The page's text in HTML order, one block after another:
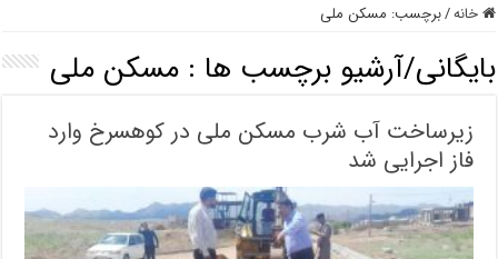
خانه/برچسب: مسکن ملی
بایگانی/آرشیو برچسب ها :مسکن ملی
زیرساخت آب شرب مسکن ملی در کوهسرخ وارد
فاز اجرایی شد